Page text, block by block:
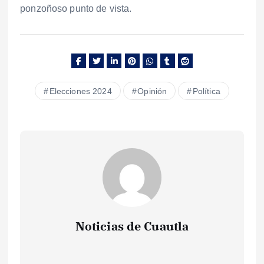
ponzoñoso punto de vista.
Elecciones 2024 Opinión Política
Noticias de Cuautla